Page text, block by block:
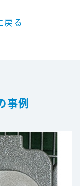
戻る
事例